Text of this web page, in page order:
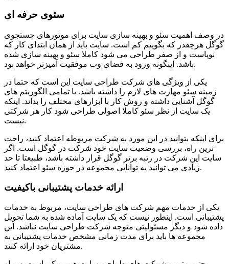
سئوی حرفه ای
در وصف اهمیت سئو و بهینه سازی سایت برای موتورهای جستجوی
گوگل هرچقدر که بگوییم کم است. سایت باید از همان ابتدای کار که
نوپاست و از صفر طراحی می شود کاملا سئو و بهینه سازی شده
باشد. اینگونه ورود به فضای وب موفقیت آمیزتر خواهد بود.
یکی از ویژگی های شرکت طراحی سایت این است که حتما در
زمینه سئو مهارت های لازم را داشته باشد. با تمامی الگوریتم های
گوگل آشنایی داشته و روش کار با ابزارهای مختلف را بداند. اینکه
یک سایت از نظر سئو کاملا اصولی طراحی شود کار هر شرکتی
نیست.
برای اینکه بتوانید در این مورد به شرکت مربوطه اعتماد کنید، راحت
ترین راه، بررسی وضعیت سایت خود شرکت در گوگل است. اگر
سایت این شرکت در رتبه برتر گوگل قرار داشته باشد، طبیعتا تا حد
زیادی می توانید به توانایی مجموعه در حوزه سئو اعتماد کنید.
ارائه خدمات پشتیبانی باکیفیت
یکی از خدمات مهم شرکت های طراحی سایت، مربوط به خدمات
پشتیبانی است. اینطور نیست که یک سایت آماده شده به شما تحویل
داده شود و دیگر مسئولیتی متوجه شرکت طراحی سایت نباشد. این
مجموعه ها باید برای مدت زمانی مشخص خدمات پشتیبانی به
مشتریان خود ارائه کنند.